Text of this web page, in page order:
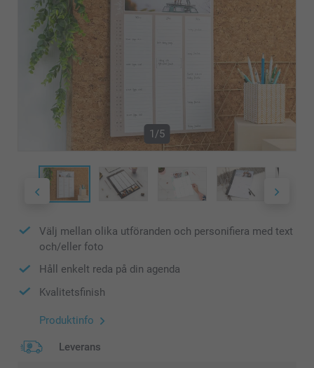
1/5
Välj mellan olika utföranden och personifiera med text
och/eller foto
Håll enkelt reda på din agenda
Kvalitetsfinish
Produktinfo
Leverans